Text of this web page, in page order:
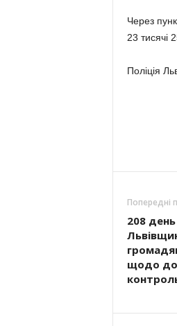
Через
23 тисячі
Поліція
Попередні
208 день
щодо